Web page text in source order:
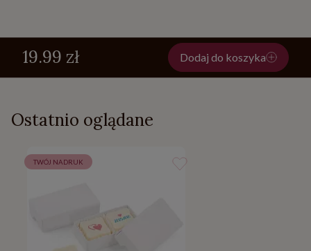
19.99 zł Dodaj do koszyka
Ostatnio oglądane
TWÓJ NADRUK